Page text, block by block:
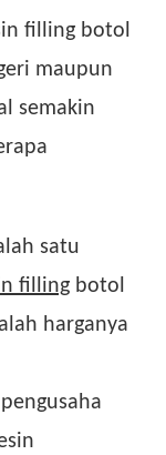
filling botol
maupun
semakin
satu
filling botol
harganya